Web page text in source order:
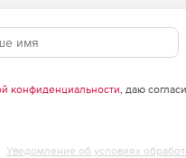
конфиденциальности, даю
Уведомление об условиях